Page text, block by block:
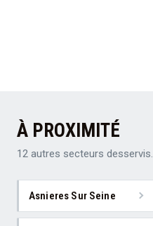
À PROXIMITÉ
12 autres secteurs desservis.
Asnieres Sur Seine